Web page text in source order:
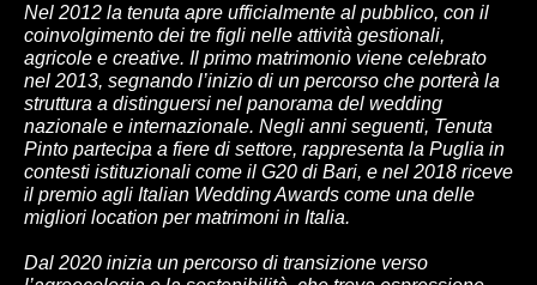
Nel 2012 la tenuta apre ufficialmente al pubblico, con il
coinvolgimento dei tre figli nelle attività gestionali,
agricole e creative. Il primo matrimonio viene celebrato
nel 2013, segnando l’inizio di un percorso che porterà la
struttura a distinguersi nel panorama del wedding
nazionale e internazionale. Negli anni seguenti, Tenuta
Pinto partecipa a fiere di settore, rappresenta la Puglia in
contesti istituzionali come il G20 di Bari, e nel 2018 riceve
il premio agli Italian Wedding Awards come una delle
migliori location per matrimoni in Italia.
Dal 2020 inizia un percorso di transizione verso